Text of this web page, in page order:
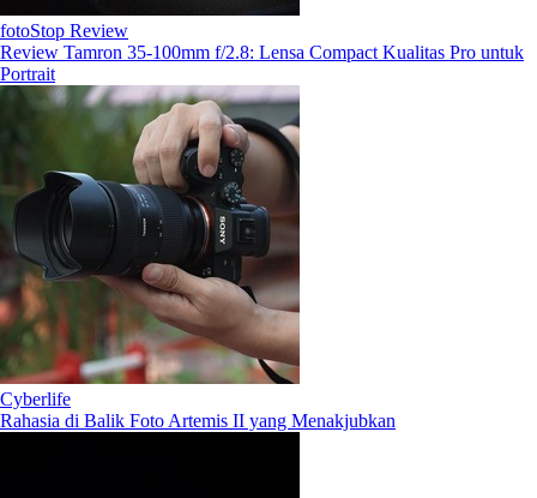
fotoStop Review
Review Tamron 35-100mm f/2.8: Lensa Compact Kualitas Pro untuk
Portrait
Cyberlife
Rahasia di Balik Foto Artemis II yang Menakjubkan